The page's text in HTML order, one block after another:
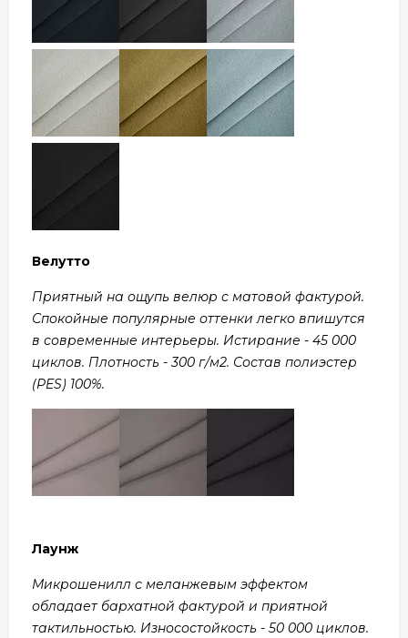
Велутто
Приятный на ощупь велюр с матовой фактурой.
Спокойные популярные оттенки легко впишутся
в современные интерьеры. Истирание - 45 000
циклов. Плотность - 300 г/м2. Состав полиэстер
(PES) 100%.
Лаунж
Микрошенилл с меланжевым эффектом
обладает бархатной фактурой и приятной
тактильностью. Износостойкость - 50 000 циклов.